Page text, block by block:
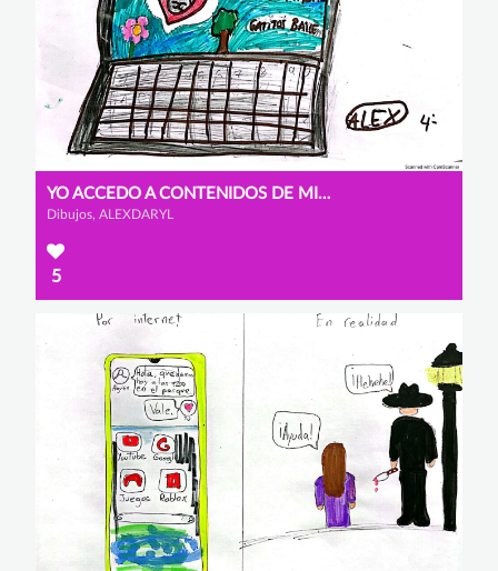
YO ACCEDO A CONTENIDOS DE MI EDAD
Dibujos, ALEXDARYL
5